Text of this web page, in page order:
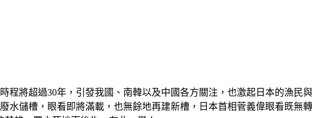
程將超過30年，引發我國、南韓以及中國各方關注，也激起日本的漁民
水儲槽，眼看即將滿載，也無餘地再建新槽，日本首相菅義偉眼看既無